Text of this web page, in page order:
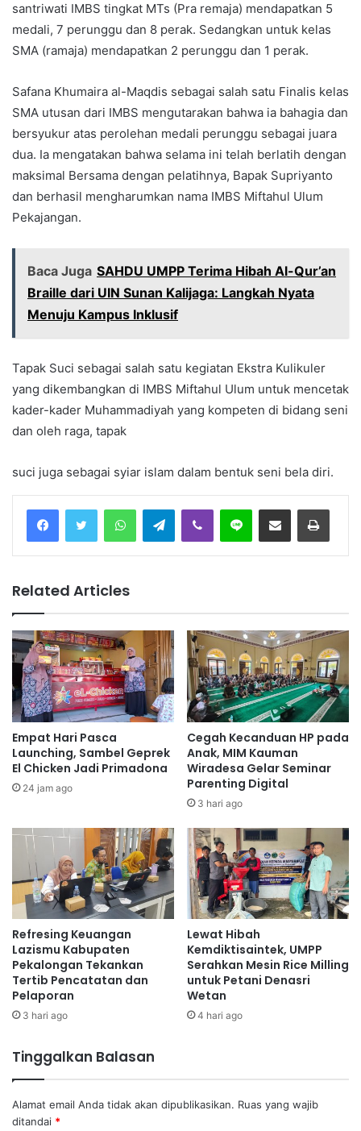
santriwati IMBS tingkat MTs (Pra remaja) mendapatkan 5
medali, 7 perunggu dan 8 perak. Sedangkan untuk kelas
SMA (ramaja) mendapatkan 2 perunggu dan 1 perak.
Safana Khumaira al-Maqdis sebagai salah satu Finalis kelas
SMA utusan dari IMBS mengutarakan bahwa ia bahagia dan
bersyukur atas perolehan medali perunggu sebagai juara
dua. Ia mengatakan bahwa selama ini telah berlatih dengan
maksimal Bersama dengan pelatihnya, Bapak Supriyanto
dan berhasil mengharumkan nama IMBS Miftahul Ulum
Pekajangan.
Baca Juga SAHDU UMPP Terima Hibah Al-Qur’an
Braille dari UIN Sunan Kalijaga: Langkah Nyata
Menuju Kampus Inklusif
Tapak Suci sebagai salah satu kegiatan Ekstra Kulikuler
yang dikembangkan di IMBS Miftahul Ulum untuk mencetak
kader-kader Muhammadiyah yang kompeten di bidang seni
dan oleh raga, tapak
suci juga sebagai syiar islam dalam bentuk seni bela diri.
Telegram
Related Articles
Empat Hari Pasca
Launching, Sambel Geprek
El Chicken Jadi Primadona
24 jam ago
Cegah Kecanduan HP pada
Anak, MIM Kauman
Wiradesa Gelar Seminar
Parenting Digital
3 hari ago
Refresing Keuangan
Lazismu Kabupaten
Pekalongan Tekankan
Tertib Pencatatan dan
Pelaporan
3 hari ago
Lewat Hibah
Kemdiktisaintek, UMPP
Serahkan Mesin Rice Milling
untuk Petani Denasri
Wetan
4 hari ago
Tinggalkan Balasan
Alamat email Anda tidak akan dipublikasikan. Ruas yang wajib
ditandai *